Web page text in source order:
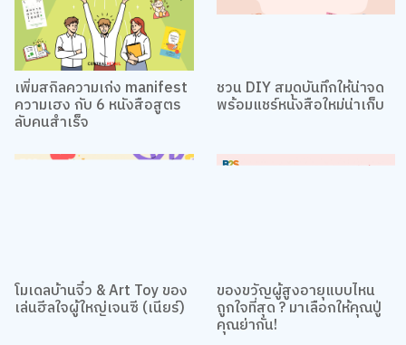
เพิ่มสกิลความเก่ง manifest
ความเฮง กับ 6 หนังสือสูตร
ชวน DIY สมุดบันทึกให้น่าจด
โมเดลบ้านจิ๋ว & Art Toy ของ ของขวัญผู้สูงอายุแบบไหน
ถูกใจที่สุด ? มาเลือกให้คุณปู่